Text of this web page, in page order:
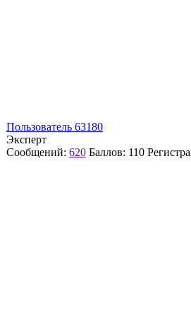
Пользователь 63180
Эксперт
Сообщений: 620 Баллов: 110